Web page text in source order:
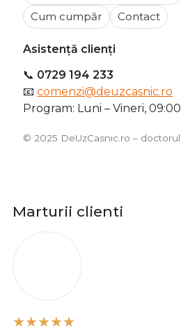
Cum cumpăr
Contact
Asistență clienți
📞 0729 194 233
📧 comenzi@deuzcasnic.ro
Program: Luni – Vineri, 09:00
©️ 2025 DeUzCasnic.ro –
Marturii clienti